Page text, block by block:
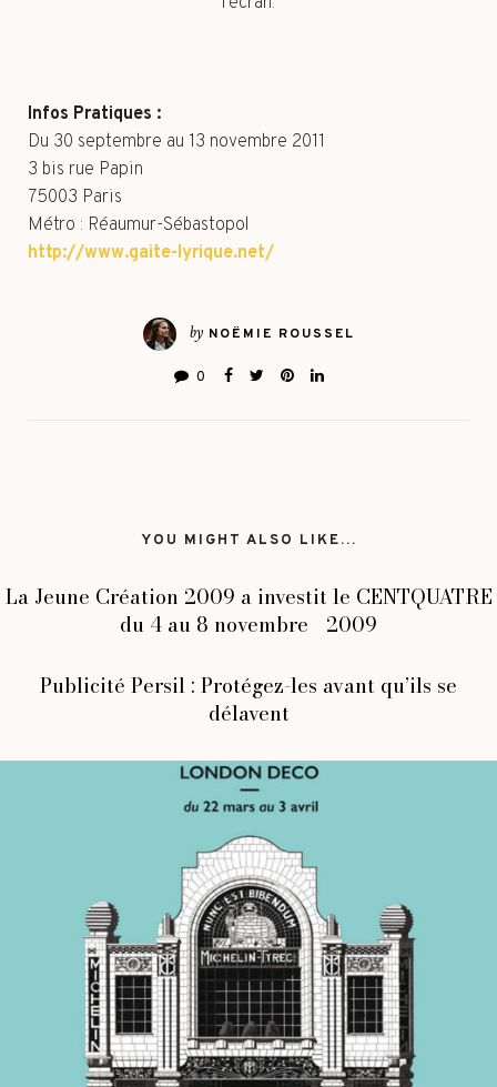
Infos Pratiques :
Du 30 septembre au 13 novembre 2011
3 bis rue Papin
75003 Paris
Métro : Réaumur-Sébastopol
http://www.gaite-lyrique.net/
by NOËMIE ROUSSEL
0
YOU MIGHT ALSO LIKE...
La Jeune Création 2009 a investit le CENTQUATRE
du 4 au 8 novembre 2009
Publicité Persil : Protégez-les avant qu’ils se
délavent